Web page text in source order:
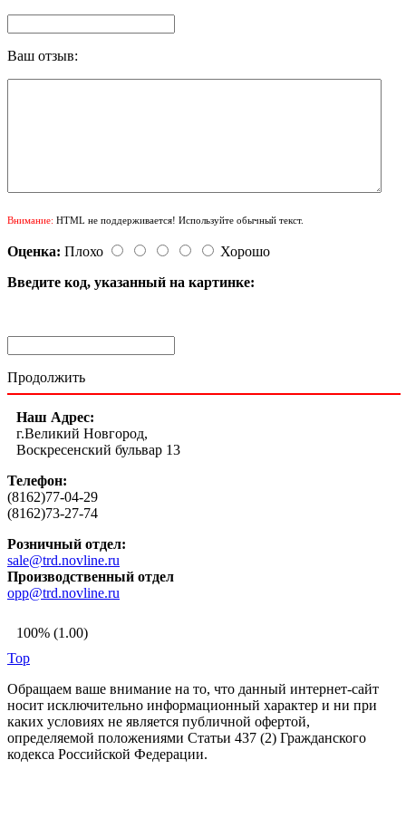
Ваш отзыв:
Внимание: HTML не поддерживается! Используйте обычный текст.
Оценка: Плохо
Хорошо
Введите код, указанный на картинке:
Продолжить
Наш Адрес:
г.Великий Новгород,
Воскресенский бульвар 13
Телефон:
(8162)77-04-29
(8162)73-27-74
Розничный отдел:
sale@trd.novline.ru
Производственный отдел
opp@trd.novline.ru
100% (1.00)
Top
Обращаем ваше внимание на то, что данный интернет-сайт
носит исключительно информационный характер и ни при
каких условиях не является публичной офертой,
определяемой положениями Статьи 437 (2) Гражданского
кодекса Российской Федерации.